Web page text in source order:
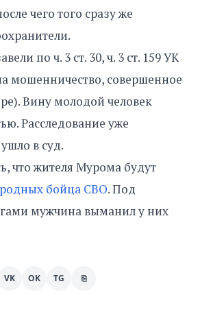
чего того сразу же
по ч. 3 ст. 30, ч. 3 ст. 159 УК
мошенничество, совершенное
Вину молодой человек
Расследование уже
в суд.
что жителя Мурома будут
бойца СВО. Под
мужчина выманил у них
VK OK TG ⎘